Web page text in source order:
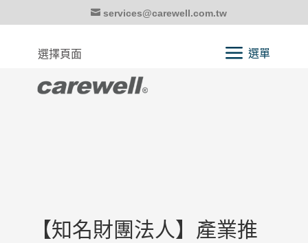
services@carewell.com.tw
選擇頁面
【知名財團法人】產業推